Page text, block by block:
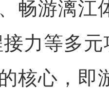
畅游漓江
力等多
核心，即